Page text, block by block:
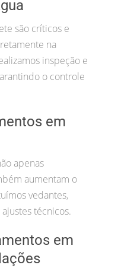
são críticos e
na
inspeção e
o controle
em
apenas
aumentam o
vedantes,
técnicos.
em